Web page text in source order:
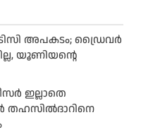
അപകടം; ഡ്രൈവര്‍
യൂണിയന്റെ
ഇല്ലാതെ
തഹസിൽദാറിനെ